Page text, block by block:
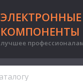
ЭЛЕКТРОННЫЕ
КОМПОНЕНТЫ
лучшее